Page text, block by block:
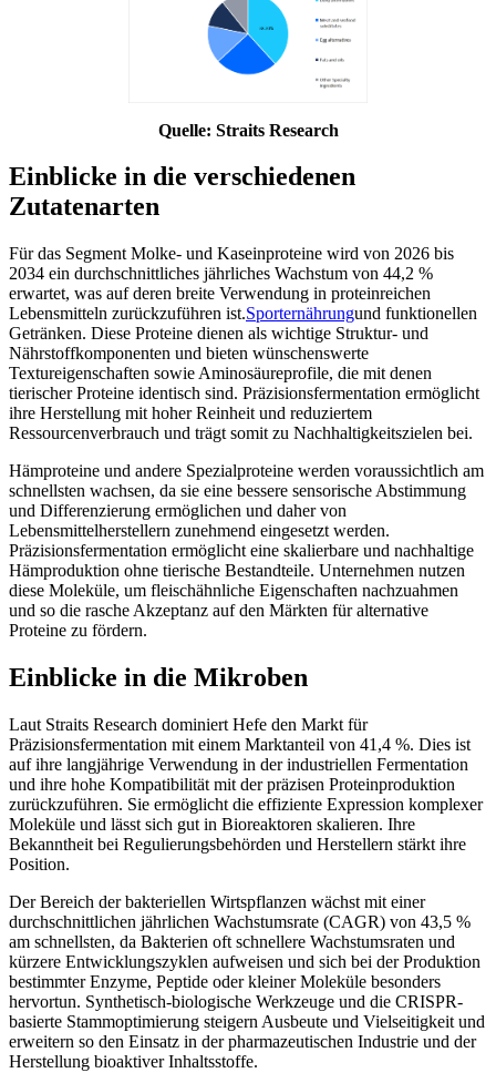
Quelle: Straits Research
Einblicke in die verschiedenen
Zutatenarten
Für das Segment Molke- und Kaseinproteine ​​wird von 2026 bis
2034 ein durchschnittliches jährliches Wachstum von 44,2 %
erwartet, was auf deren breite Verwendung in proteinreichen
Lebensmitteln zurückzuführen ist.Sporternährungund funktionellen
Getränken. Diese Proteine ​​dienen als wichtige Struktur- und
Nährstoffkomponenten und bieten wünschenswerte
Textureigenschaften sowie Aminosäureprofile, die mit denen
tierischer Proteine ​​identisch sind. Präzisionsfermentation ermöglicht
ihre Herstellung mit hoher Reinheit und reduziertem
Ressourcenverbrauch und trägt somit zu Nachhaltigkeitszielen bei.
Hämproteine ​​und andere Spezialproteine ​​werden voraussichtlich am
schnellsten wachsen, da sie eine bessere sensorische Abstimmung
und Differenzierung ermöglichen und daher von
Lebensmittelherstellern zunehmend eingesetzt werden.
Präzisionsfermentation ermöglicht eine skalierbare und nachhaltige
Hämproduktion ohne tierische Bestandteile. Unternehmen nutzen
diese Moleküle, um fleischähnliche Eigenschaften nachzuahmen
und so die rasche Akzeptanz auf den Märkten für alternative
Proteine ​​zu fördern.
Einblicke in die Mikroben
Laut Straits Research dominiert Hefe den Markt für
Präzisionsfermentation mit einem Marktanteil von 41,4 %. Dies ist
auf ihre langjährige Verwendung in der industriellen Fermentation
und ihre hohe Kompatibilität mit der präzisen Proteinproduktion
zurückzuführen. Sie ermöglicht die effiziente Expression komplexer
Moleküle und lässt sich gut in Bioreaktoren skalieren. Ihre
Bekanntheit bei Regulierungsbehörden und Herstellern stärkt ihre
Position.
Der Bereich der bakteriellen Wirtspflanzen wächst mit einer
durchschnittlichen jährlichen Wachstumsrate (CAGR) von 43,5 %
am schnellsten, da Bakterien oft schnellere Wachstumsraten und
kürzere Entwicklungszyklen aufweisen und sich bei der Produktion
bestimmter Enzyme, Peptide oder kleiner Moleküle besonders
hervortun. Synthetisch-biologische Werkzeuge und die CRISPR-
basierte Stammoptimierung steigern Ausbeute und Vielseitigkeit und
erweitern so den Einsatz in der pharmazeutischen Industrie und der
Herstellung bioaktiver Inhaltsstoffe.